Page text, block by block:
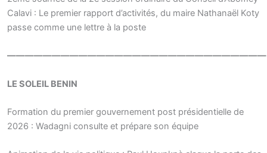
Calavi : Le premier rapport d’activités, du maire Nathanaël Koty
passe comme une lettre à la poste
LE SOLEIL BENIN
Formation du premier gouvernement post présidentielle de
2026 : Wadagni consulte et prépare son équipe